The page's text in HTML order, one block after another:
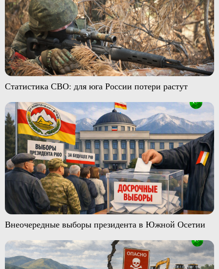
Статистика СВО: для юга России потери растут
Внеочередные выборы президента в Южной Осетии